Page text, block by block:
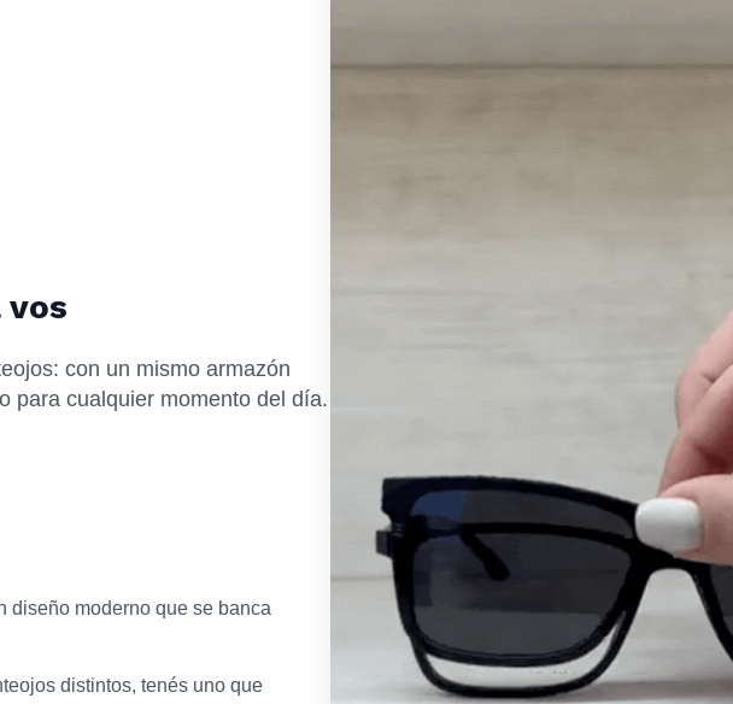
con un mismo armazón
para cualquier momento del día.
diseño moderno que se banca
distintos, tenés uno que